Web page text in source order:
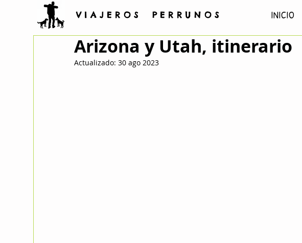
V I A J E R O S P E R R U N O S INICIO
Arizona y Utah, itinerario
Actualizado: 30 ago 2023